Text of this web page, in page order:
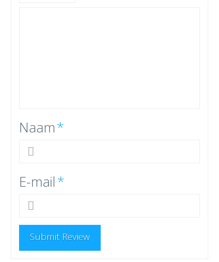
Naam*
E-mail*